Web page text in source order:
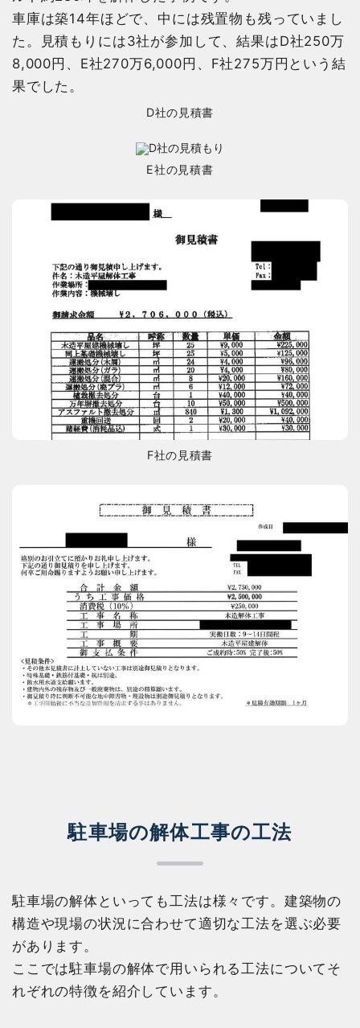
車庫は築14年ほどで、中には残置物も残っていまし
た。見積もりには3社が参加して、結果はD社250万
8,000円、E社270万6,000円、F社275万円という結
果でした。
D社の見積書
E社の見積書
F社の見積書
駐車場の解体工事の工法
駐車場の解体といっても工法は様々です。建築物の
構造や現場の状況に合わせて適切な工法を選ぶ必要
があります。
ここでは駐車場の解体で用いられる工法についてそ
れぞれの特徴を紹介しています。